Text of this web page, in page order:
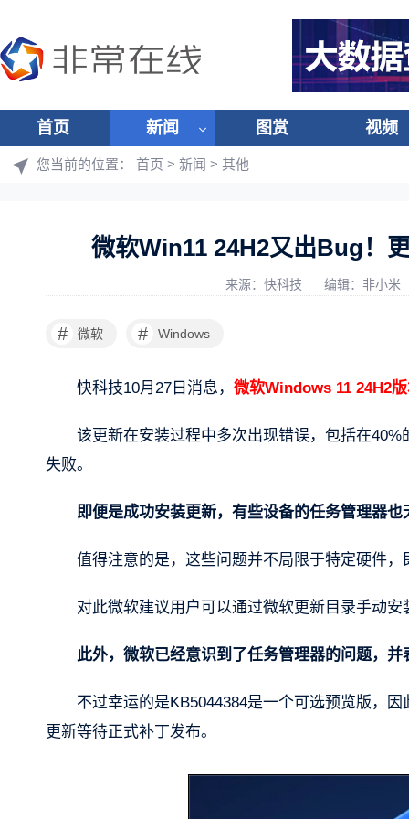
首页 新闻 图赏 视频
您当前的位置： 首页 > 新闻 > 其他
微软Win11 24H2又出Bug！
来源：快科技 编辑：非小米
# 微软 # Windows
快科技10月27日消息， 微软Windows 11 24H2
该更新在安装过程中多次出现错误，包括在
失败。
即便是成功安装更新，有些设备的任务管理器
值得注意的是，这些问题并不局限于特定硬件
对此微软建议用户可以通过微软更新目录手动
此外，微软已经意识到了任务管理器的问题，
不过幸运的是KB5044384是一个可选预览版，
更新等待正式补丁发布。